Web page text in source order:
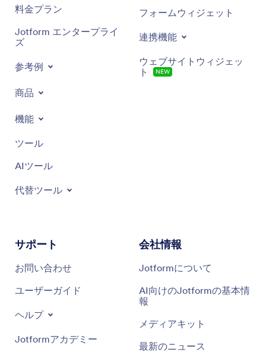
料金プラン
Jotform エンタープライ
ズ
参考例
商品
機能
ツール
AIツール
代替ツール
フォームウィジェット
連携機能
ウェブサイトウィジェッ
ト
NEW
サポート
お問い合わせ
ユーザーガイド
ヘルプ
Jotformアカデミー
会社情報
Jotformについて
AI向けのJotformの基本情
報
メディアキット
最新のニュース